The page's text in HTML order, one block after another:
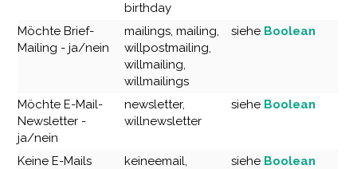
birthday
Möchte Brief-
Mailing - ja/nein
mailings, mailing,
willpostmailing,
willmailing,
willmailings
siehe Boolean
Möchte E-Mail-
Newsletter -
ja/nein
newsletter,
willnewsletter
siehe Boolean
Keine E-Mails
keineemail,
siehe Boolean